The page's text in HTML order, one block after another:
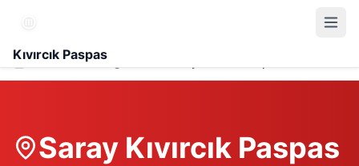
Kıvırcık Paspas
Hizmet Bölgesi
Saray Kıvırcık Paspas